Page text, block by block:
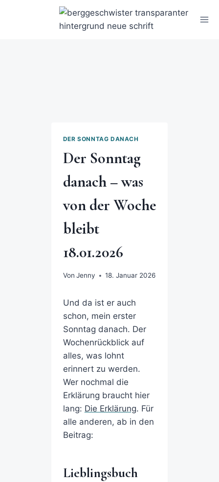
DER SONNTAG DANACH
Der Sonntag
danach – was
von der Woche
bleibt
18.01.2026
Von Jenny 18. Januar 2026
Und da ist er auch
schon, mein erster
Sonntag danach. Der
Wochenrückblick auf
alles, was lohnt
erinnert zu werden.
Wer nochmal die
Erklärung braucht hier
lang: Die Erklärung. Für
alle anderen, ab in den
Beitrag:
Lieblingsbuch